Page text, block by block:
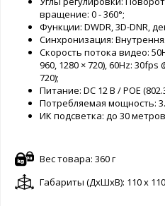
вращение: 0 - 360°;
Функции: DWDR, 3D-DNR,
Синхронизация:
Скорость потока видео:
960, 1280 × 720), 60Hz: 30fps
720);
Питание: DC 12 В / POE
Потребляемая мощность:
ИК подсветка: до 30
Вес товара: 360 г
Габариты (ДxШxВ): 110 x